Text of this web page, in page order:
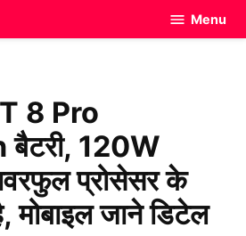
Menu
8 Pro
120W
प्रोसेसर के
मोबाइल जाने डिटेल